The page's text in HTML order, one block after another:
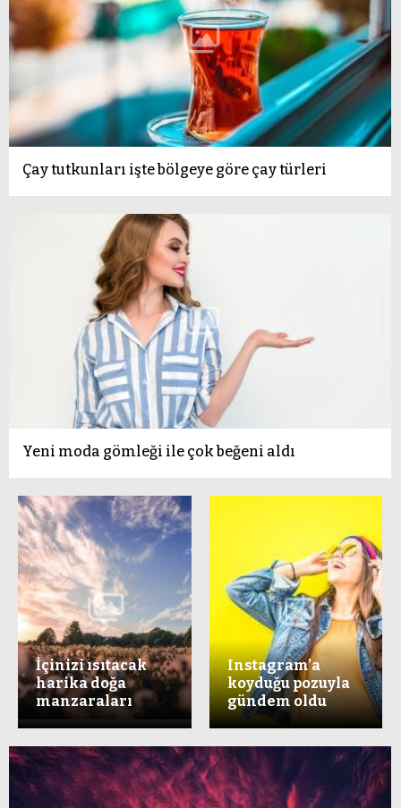
Çay tutkunları işte bölgeye göre çay türleri
Yeni moda gömleği ile çok beğeni aldı
İçinizi ısıtacak
harika doğa
manzaraları
Instagram’a
koyduğu pozuyla
gündem oldu